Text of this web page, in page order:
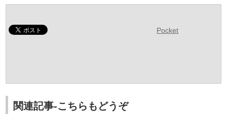
Pocket
関連記事-こちらもどうぞ